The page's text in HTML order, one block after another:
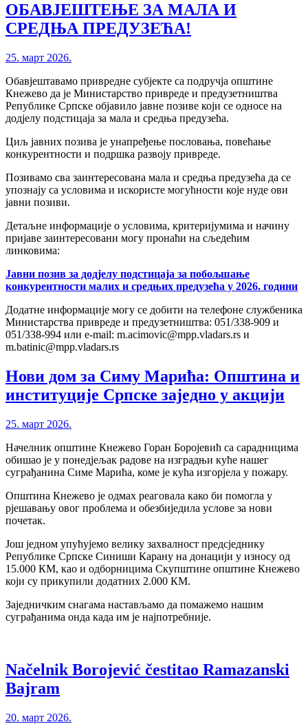
ОБАВЈЕШТЕЊЕ ЗА МАЛА И
СРЕДЊА ПРЕДУЗЕЋА!
25. март 2026.
Обавјештавамо привредне субјекте са подручја општине
Кнежево да је Министарство привреде и предузетништва
Републике Српске објавило јавне позиве који се односе на
додјелу подстицаја за мала и средња предузећа.
Циљ јавних позива је унапређење пословања, повећање
конкурентности и подршка развоју привреде.
Позивамо сва заинтересована мала и средња предузећа да се
упознају са условима и искористе могућности које нуде ови
јавни позиви.
Детаљне информације о условима, критеријумима и начину
пријаве заинтересовани могу пронаћи на сљедећим
линковима:
Јавни позив за додјелу подстицаја за побољшање
конкурентности малих и средњих предузећа у 2026. години
Додатне информације могу се добити на телефоне службеника
Министарства привреде и предузетништва: 051/338-909 и
051/338-994 или e-mail: m.acimovic@mpp.vladars.rs и
m.batinic@mpp.vladars.rs
Нови дом за Симу Марића: Општина и
институције Српске заједно у акцији
25. март 2026.
Начелник општине Кнежево Горан Боројевић са сарадницима
обишао је у понедјељак радове на изградњи куће нашег
суграђанина Симе Марића, коме је кућа изгорјела у пожару.
Општина Кнежево је одмах реаговала како би помогла у
рјешавању овог проблема и обезбиједила услове за нови
почетак.
Још једном упућујемо велику захвалност предсједнику
Републике Српске Синиши Карану на донацији у износу од
15.000 КМ, као и одборницима Скупштине општине Кнежево
који су прикупили додатних 2.000 КМ.
Заједничким снагама настављамо да помажемо нашим
суграђанима онда када им је најпотребније.
Načelnik Borojević čestitao Ramazanski
Bajram
20. март 2026.